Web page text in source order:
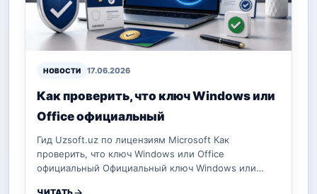
НОВОСТИ 17.06.2026
Как проверить, что ключ Windows или
Office официальный
Гид Uzsoft.uz по лицензиям Microsoft Как
проверить, что ключ Windows или Office
официальный Официальный ключ Windows или…